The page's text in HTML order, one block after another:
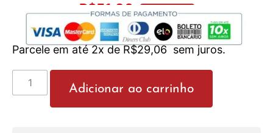
R$51,30 No Pix 5% OFF
Parcele em até 2x deR$29,06 sem juros.
Adicionar ao carrinho